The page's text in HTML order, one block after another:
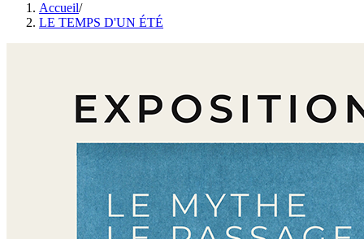
Accueil/
LE TEMPS D'UN ÉTÉ